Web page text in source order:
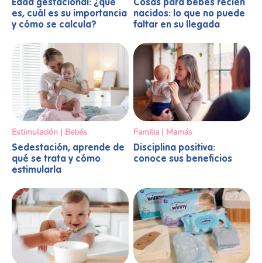
Edad gestacional: ¿qué
es, cuál es su importancia
y cómo se calcula?
Cosas para bebés recién
nacidos: lo que no puede
faltar en su llegada
Estimulación | Bebés
Sedestación, aprende de
qué se trata y cómo
estimularla
Familia | Mamás
Disciplina positiva:
conoce sus beneficios